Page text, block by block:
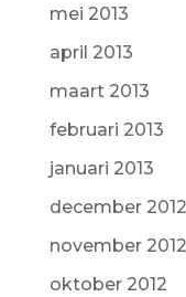
mei 2013
april 2013
maart 2013
februari 2013
januari 2013
december 2012
november 2012
oktober 2012